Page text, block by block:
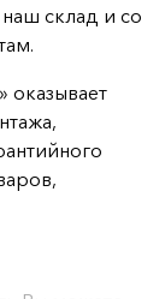
склад и со
оказывает